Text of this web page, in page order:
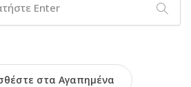
στα Αγαπημένα